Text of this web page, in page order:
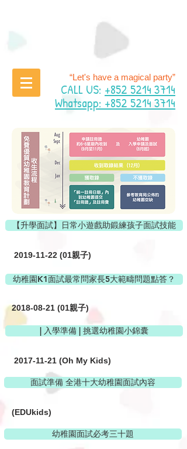
“Let's have a magical party”
CALL US: +852 5214 3714
Whatsapp: +852 5214 3714
【升學面試】日常小遊戲助鍛練孩子面試技能
2019-11-22 (01親子)
幼稚園K1面試最常問家長5大範疇問題點答？
2018-08-21 (01親子)
| 入學準備 | 挑選幼稚園小錦囊
2017-11-21 (Oh My Kids)
面試準備 全港十大幼稚園面試內容
(EDUkids)
幼稚園面試必考三十題